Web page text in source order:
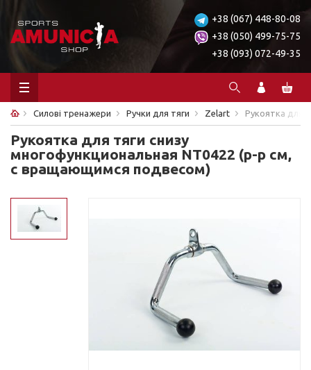
+38 (067) 448-80-08
+38 (050) 499-75-75
+38 (093) 072-49-35
Силові тренажери Ручки для тяги Zelart Рукоятка для
Рукоятка для тяги снизу
многофункциональная NT0422 (р-р см,
с вращающимся подвесом)